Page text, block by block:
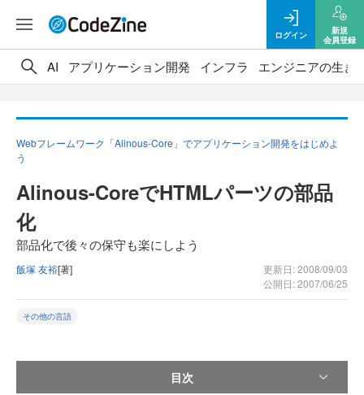
ログイン
新規
会員登録
AI アプリケーション開発 インフラ エンジニアの生き
Webフレームワーク「Alinous-Core」でアプリケーション開発をはじめよ
う
Alinous-CoreでHTMLパーツの部品
化
部品化で後々の保守も楽にしよう
飯塚 友裕[著]
更新日: 2008/09/03
公開日: 2007/06/25
その他の言語
目次